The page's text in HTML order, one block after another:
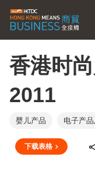
香港时
2011
婴儿产品 电子产
食品及饮料
成衣、纺织及配件
下载表格